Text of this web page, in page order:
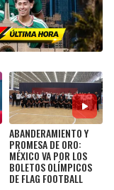
ABANDERAMIENTO Y
PROMESA DE ORO:
MÉXICO VA POR LOS
BOLETOS OLÍMPICOS
DE FLAG FOOTBALL